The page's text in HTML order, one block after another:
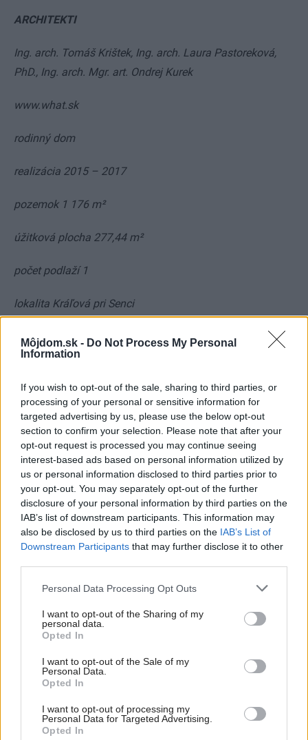
Môjdom.sk - Do Not Process My Personal
Information
If you wish to opt-out of the sale, sharing to third parties, or
processing of your personal or sensitive information for
targeted advertising by us, please use the below opt-out
section to confirm your selection. Please note that after your
opt-out request is processed you may continue seeing
interest-based ads based on personal information utilized by
us or personal information disclosed to third parties prior to
your opt-out. You may separately opt-out of the further
disclosure of your personal information by third parties on the
IAB’s list of downstream participants. This information may
also be disclosed by us to third parties on the IAB’s List of
Downstream Participants that may further disclose it to other
Please note that this website/app uses one or more Google
not limited to your visit or usage behaviour. You may click to
grant or deny consent to Google and its third-party tags to
use your data for below specified purposes in below Google
consent section.
Personal Data Processing Opt Outs
I want to opt-out of the Sharing of my
personal data.
Opted In
I want to opt-out of the Sale of my
Personal Data.
Opted In
I want to opt-out of processing my
Personal Data for Targeted Advertising.
Opted In
ARCHITEKTI
Ing. arch. Tomáš Krištek, Ing. arch. Laura Pastoreková,
PhD., Ing. arch. Mgr. art. Ondrej Kurek
www.what.sk
rodinný dom
realizácia 2015 – 2017
pozemok 1 176 m²
úžitková plocha 277,44 m²
počet podlaží 1
lokalita Kráľová pri Senci